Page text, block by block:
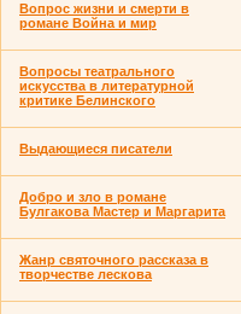
Вопрос жизни и смерти в
романе Война и мир
Вопросы театрального
искусства в литературной
критике Белинского
Выдaющиecя пиcaтeли
Добро и зло в романе
Булгакова Мастер и Маргарита
Жанр святочного рассказа в
творчестве лескова